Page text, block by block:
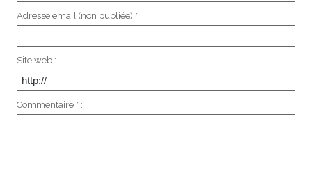
Adresse email (non publiée) * :
Site web :
Commentaire * :